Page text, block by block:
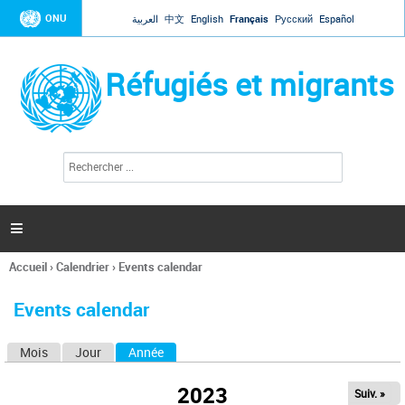
Jump to navigation
ONU العربية 中文 English Français Русский Español
Réfugiés et migrants
l
c
h
e

Vous
ici
Accueil›Calendrier› Events calendar
Events calendar
Mois Jour Année
2023 Suiv. »